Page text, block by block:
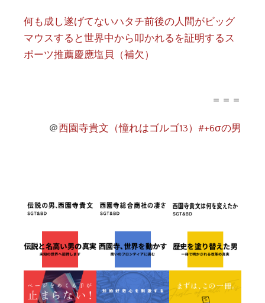
何も成し遂げてないハタチ前後の人間がビッグ
マウスすると世界中から叩かれるを証明するス
ポーツ推薦慶應塩貝（補欠）
＝＝＝
＠西園寺貴文（憧れはゴルゴ13）#+6σの男